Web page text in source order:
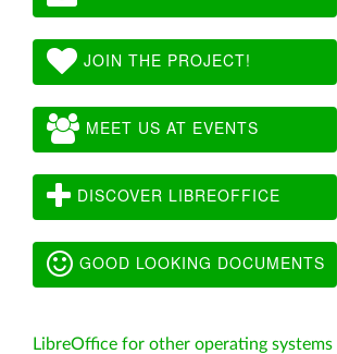
JOIN THE PROJECT!
MEET US AT EVENTS
DISCOVER LIBREOFFICE
GOOD LOOKING DOCUMENTS
LibreOffice for other operating systems